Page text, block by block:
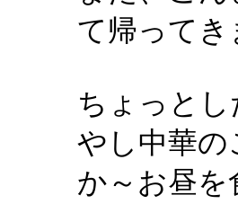
て帰ってき
ちょっと
やし中華
か～お昼